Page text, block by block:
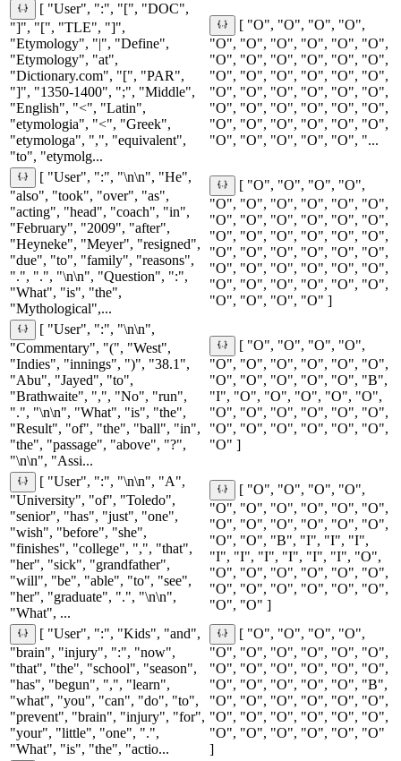
[ "User", ":", "[", "DOC",
"]", "[", "TLE", "]",
"Etymology", "|", "Define",
"Etymology", "at",
"Dictionary.com", "[", "PAR",
"]", "1350-1400", ";", "Middle",
"English", "<", "Latin",
"etymologia", "<", "Greek",
"etymologa", ",", "equivalent",
"to", "etymolg...
[ "O", "O", "O", "O",
"O", "O", "O", "O", "O", "O",
"O", "O", "O", "O", "O", "O",
"O", "O", "O", "O", "O", "O",
"O", "O", "O", "O", "O", "O",
"O", "O", "O", "O", "O", "O",
"O", "O", "O", "O", "O", "O",
"O", "O", "O", "O", "O", "...
[ "User", ":", "\n\n", "He",
"also", "took", "over", "as",
"acting", "head", "coach", "in",
"February", "2009", "after",
"Heyneke", "Meyer", "resigned",
"due", "to", "family", "reasons",
".", ".", "\n\n", "Question", ":",
"What", "is", "the",
"Mythological",...
[ "O", "O", "O", "O",
"O", "O", "O", "O", "O", "O",
"O", "O", "O", "O", "O", "O",
"O", "O", "O", "O", "O", "O",
"O", "O", "O", "O", "O", "O",
"O", "O", "O", "O", "O", "O",
"O", "O", "O", "O", "O", "O",
"O", "O", "O", "O" ]
[ "User", ":", "\n\n",
"Commentary", "(", "West",
"Indies", "innings", ")", "38.1",
"Abu", "Jayed", "to",
"Brathwaite", ",", "No", "run",
".", "\n\n", "What", "is", "the",
"Result", "of", "the", "ball", "in",
"the", "passage", "above", "?",
"\n\n", "Assi...
[ "O", "O", "O", "O",
"O", "O", "O", "O", "O", "O",
"O", "O", "O", "O", "O", "B",
"I", "O", "O", "O", "O", "O",
"O", "O", "O", "O", "O", "O",
"O", "O", "O", "O", "O", "O",
"O" ]
[ "User", ":", "\n\n", "A",
"University", "of", "Toledo",
"senior", "has", "just", "one",
"wish", "before", "she",
"finishes", "college", ",", "that",
"her", "sick", "grandfather",
"will", "be", "able", "to", "see",
"her", "graduate", ".", "\n\n",
"What", ...
[ "O", "O", "O", "O",
"O", "O", "O", "O", "O", "O",
"O", "O", "O", "O", "O", "O",
"O", "O", "B", "I", "I", "I",
"I", "I", "I", "I", "I", "I", "O",
"O", "O", "O", "O", "O", "O",
"O", "O", "O", "O", "O", "O",
"O", "O" ]
[ "User", ":", "Kids", "and",
"brain", "injury", ":", "now",
"that", "the", "school", "season",
"has", "begun", ",", "learn",
"what", "you", "can", "do", "to",
"prevent", "brain", "injury", "for",
"your", "little", "one", ".",
"What", "is", "the", "actio...
[ "O", "O", "O", "O",
"O", "O", "O", "O", "O", "O",
"O", "O", "O", "O", "O", "O",
"O", "O", "O", "O", "O", "B",
"O", "O", "O", "O", "O", "O",
"O", "O", "O", "O", "O", "O",
"O", "O", "O", "O", "O", "O"
]